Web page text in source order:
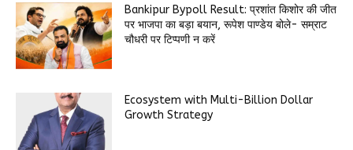
Bankipur Bypoll Result: प्रशांत किशोर की जीत
पर भाजपा का बड़ा बयान, रूपेश पाण्डेय बोले- सम्राट
चौधरी पर टिप्पणी न करें
Ecosystem with Multi-Billion Dollar
Growth Strategy